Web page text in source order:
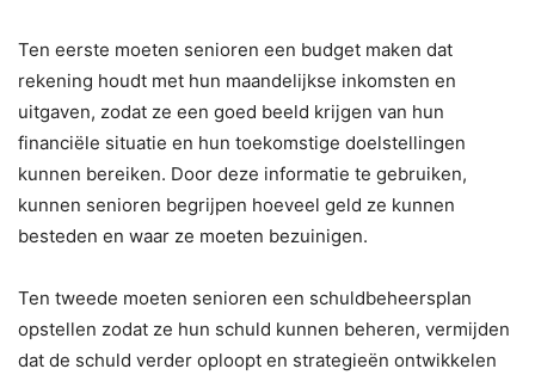
Ten eerste moeten senioren een budget maken dat
rekening houdt met hun maandelijkse inkomsten en
uitgaven, zodat ze een goed beeld krijgen van hun
financiële situatie en hun toekomstige doelstellingen
kunnen bereiken. Door deze informatie te gebruiken,
kunnen senioren begrijpen hoeveel geld ze kunnen
besteden en waar ze moeten bezuinigen.
Ten tweede moeten senioren een schuldbeheersplan
opstellen zodat ze hun schuld kunnen beheren, vermijden
dat de schuld verder oploopt en strategieën ontwikkelen